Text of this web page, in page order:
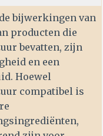
bijwerkingen van
producten die
bevatten, zijn
en een
Hoewel
compatibel is